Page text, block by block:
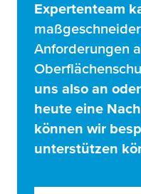
Expertenteam
Anforderungen
uns also an
heute eine
können wir
unterstützen